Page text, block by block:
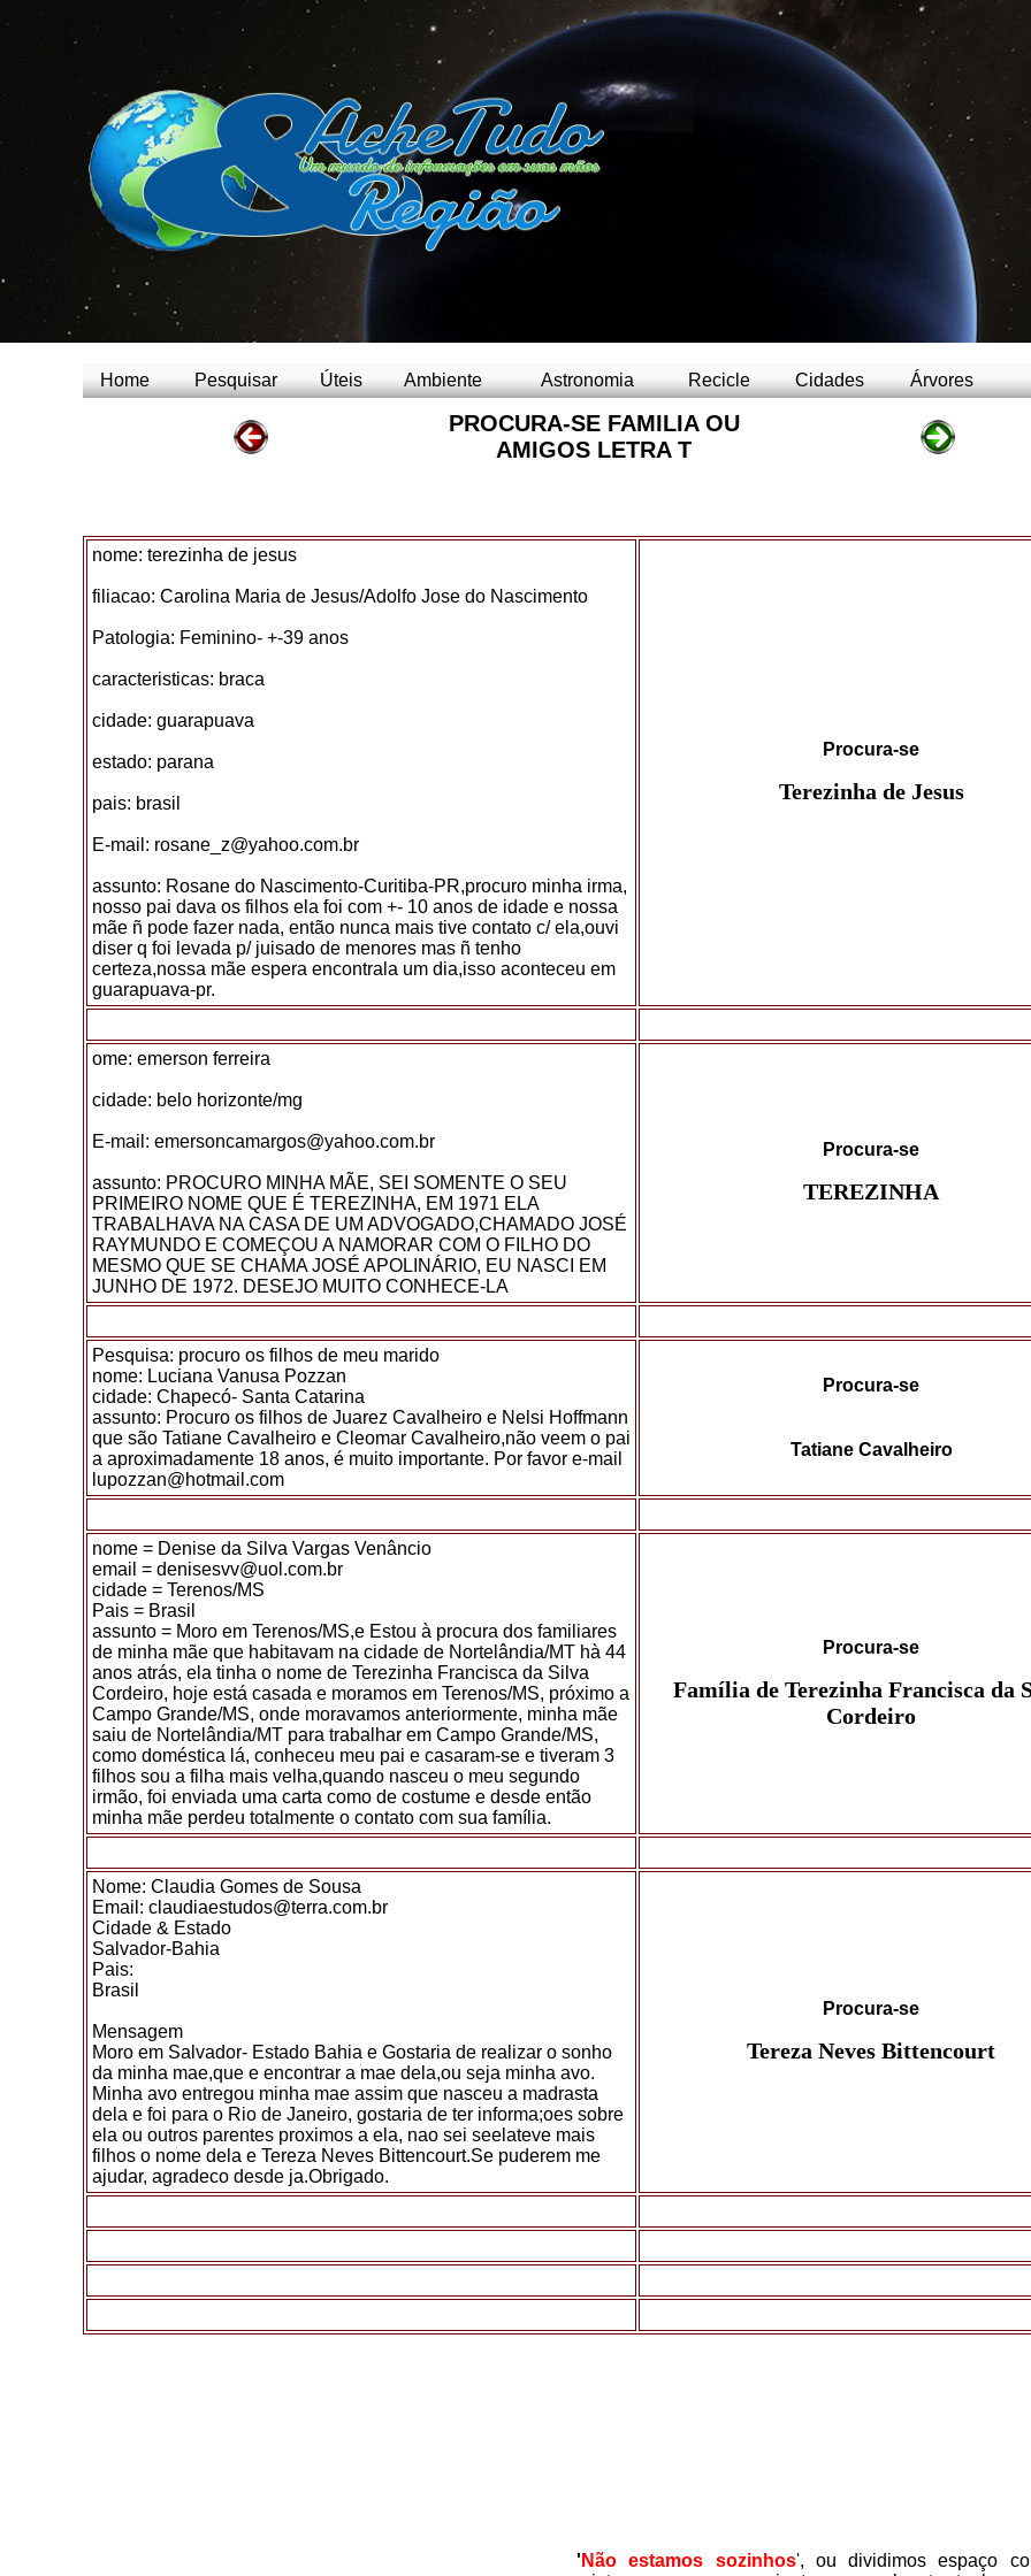
Home
Pesquisar Úteis Ambiente Astronomia Recicle Cidades Árvores
PROCURA-SE FAMILIA OU
AMIGOS LETRA T
nome: terezinha de jesus
filiacao: Carolina Maria de Jesus/Adolfo Jose do Nascimento
Patologia: Feminino- +-39 anos
caracteristicas: braca
cidade: guarapuava
estado: parana
pais: brasil
E-mail: rosane_z@yahoo.com.br
assunto: Rosane do Nascimento-Curitiba-PR,procuro minha irma,
nosso pai dava os filhos ela foi com +- 10 anos de idade e nossa
mãe ñ pode fazer nada, então nunca mais tive contato c/ ela,ouvi
diser q foi levada p/ juisado de menores mas ñ tenho
certeza,nossa mãe espera encontrala um dia,isso aconteceu em
guarapuava-pr.
Procura-se
Terezinha de Jesus
ome: emerson ferreira
cidade: belo horizonte/mg
E-mail: emersoncamargos@yahoo.com.br
assunto: PROCURO MINHA MÃE, SEI SOMENTE O SEU
PRIMEIRO NOME QUE É TEREZINHA, EM 1971 ELA
TRABALHAVA NA CASA DE UM ADVOGADO,CHAMADO JOSÉ
RAYMUNDO E COMEÇOU A NAMORAR COM O FILHO DO
MESMO QUE SE CHAMA JOSÉ APOLINÁRIO, EU NASCI EM
JUNHO DE 1972. DESEJO MUITO CONHECE-LA
Procura-se
TEREZINHA
Pesquisa: procuro os filhos de meu marido
nome: Luciana Vanusa Pozzan
cidade: Chapecó- Santa Catarina
assunto: Procuro os filhos de Juarez Cavalheiro e Nelsi Hoffmann
que são Tatiane Cavalheiro e Cleomar Cavalheiro,não veem o pai
a aproximadamente 18 anos, é muito importante. Por favor e-mail
lupozzan@hotmail.com
Procura-se
Tatiane Cavalheiro
nome = Denise da Silva Vargas Venâncio
email = denisesvv@uol.com.br
cidade = Terenos/MS
Pais = Brasil
assunto = Moro em Terenos/MS,e Estou à procura dos familiares
de minha mãe que habitavam na cidade de Nortelândia/MT hà 44
anos atrás, ela tinha o nome de Terezinha Francisca da Silva
Cordeiro, hoje está casada e moramos em Terenos/MS, próximo a
Campo Grande/MS, onde moravamos anteriormente, minha mãe
saiu de Nortelândia/MT para trabalhar em Campo Grande/MS,
como doméstica lá, conheceu meu pai e casaram-se e tiveram 3
filhos sou a filha mais velha,quando nasceu o meu segundo
irmão, foi enviada uma carta como de costume e desde então
minha mãe perdeu totalmente o contato com sua família.
Procura-se
Família de Terezinha Francisca da
Cordeiro
Nome: Claudia Gomes de Sousa
Email: claudiaestudos@terra.com.br
Cidade & Estado
Salvador-Bahia
Pais:
Brasil
Mensagem
Moro em Salvador- Estado Bahia e Gostaria de realizar o sonho
da minha mae,que e encontrar a mae dela,ou seja minha avo.
Minha avo entregou minha mae assim que nasceu a madrasta
dela e foi para o Rio de Janeiro, gostaria de ter informa;oes sobre
ela ou outros parentes proximos a ela, nao sei seelateve mais
filhos o nome dela e Tereza Neves Bittencourt.Se puderem me
ajudar, agradeco desde ja.Obrigado.
Procura-se
Tereza Neves Bittencourt
' Não estamos sozinhos', ou dividimos espaço